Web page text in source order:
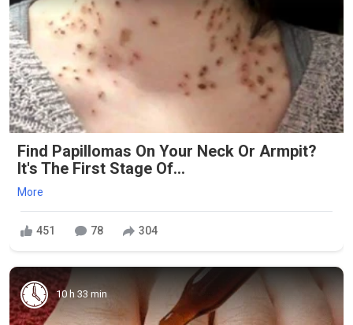
Find Papillomas On Your Neck Or Armpit?
It's The First Stage Of...
More
451 78 304
10 h 33 min